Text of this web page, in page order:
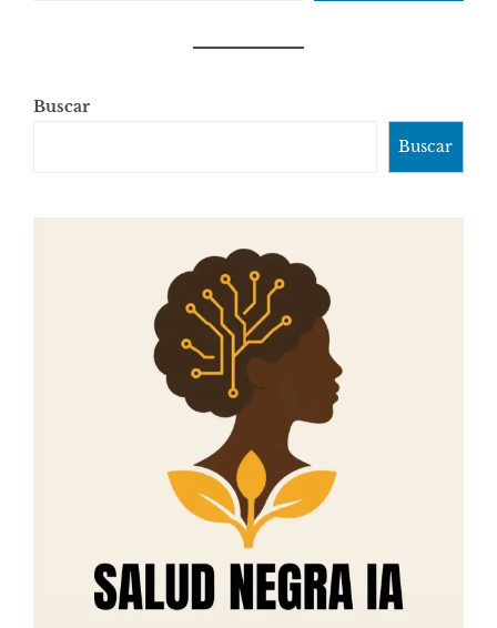
Buscar
Buscar